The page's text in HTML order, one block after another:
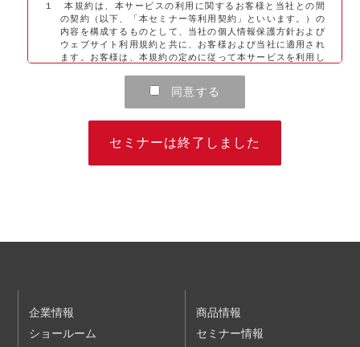
１ 本規約は、本サービスの利用に関するお客様と当社との間
の契約（以下、「本セミナー等利用契約」といいます。）の
内容を構成するものとして、当社の個人情報保護方針および
ウェブサイト利用規約と共に、お客様および当社に適用され
ます。お客様は、本規約の定めに従って本サービスを利用し
２ 本規約の対象となる本サービスには、当社が別途提供する
G-PLUS会員サービスの会員であることを申込みの条件とす
る講演会・セミナー、また、有料のものも含まれます。な
お、G-PLUS会員サービスは、当社が医療関係者等（医療関
係者およびそれ以外の一般消費者）を対象として提供するサ
２ 前項の申込はお客様ご自身で行わなければなりません。
同意する
セミナーは終了しました
企業情報
ショールーム
商品情報
セミナー情報